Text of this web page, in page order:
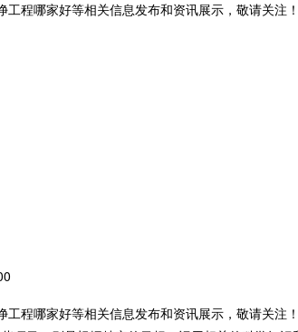
工程哪家好等相关信息发布和资讯展示，敬请关注！
工程哪家好等相关信息发布和资讯展示，敬请关注！